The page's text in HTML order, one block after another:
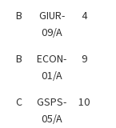
B
GIUR-
09/A
4
B
ECON-
01/A
9
C
GSPS-
05/A
10